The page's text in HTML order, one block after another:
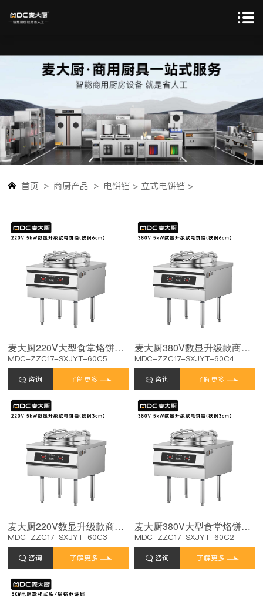
首页 > 商厨产品 > 电饼铛 > 立式电饼铛 >
麦大厨220V大型食堂烙饼机铁锅6cm数显升级款商用电饼铛
MDC-ZZC17-SXJYT-60C5
咨询 了解更多
麦大厨380V数显升级款商用电饼铛铁锅6cm大型食堂烙饼机
MDC-ZZC17-SXJYT-60C4
咨询 了解更多
麦大厨220V数显升级款商用电饼铛大型食堂烙饼机铁锅3cm
MDC-ZZC17-SXJYT-60C3
咨询 了解更多
麦大厨380V大型食堂烙饼机数显升级款商用电饼铛铁锅3cm
MDC-ZZC17-SXJYT-60C2
咨询 了解更多